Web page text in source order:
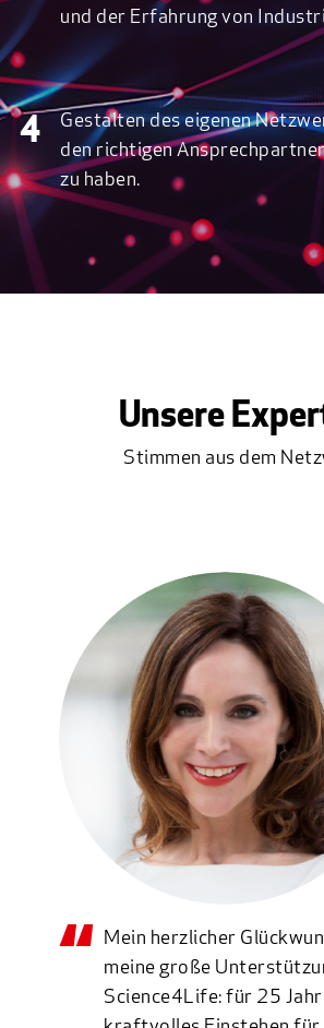
und der Erfahrung von
4
Gestalten des eigenen
den richtigen
zu haben.
Unsere
Stimmen aus dem
Mein herzlicher
meine große
Science4Life: für 25